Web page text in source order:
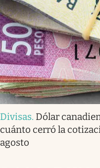
Divisas. Dólar
cuánto cerró la
agosto